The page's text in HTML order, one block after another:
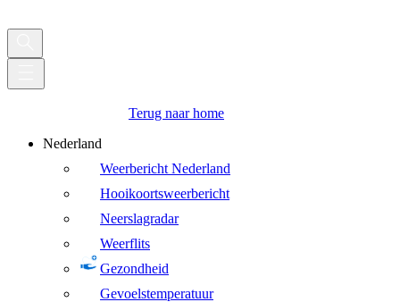
Terug naar home
Nederland
Weerbericht Nederland
Hooikoortsweerbericht
Neerslagradar
Weerflits
Gezondheid
Gevoelstemperatuur